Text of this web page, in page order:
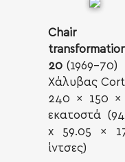
Chair
20 (1969-70)
Χάλυβας
240 x 150 x
εκατοστά
x 59.05 x
ίντσες)